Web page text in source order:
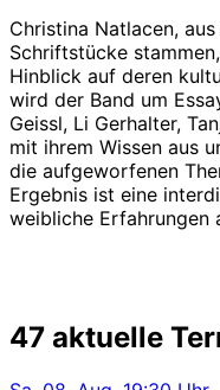
Christina Natlacen,
Schriftstücke
Hinblick auf deren
wird der Band um
Geissl, Li Gerhalter,
mit ihrem Wissen aus
die aufgeworfenen
Ergebnis ist eine
weibliche Erfahrungen
47 aktuelle